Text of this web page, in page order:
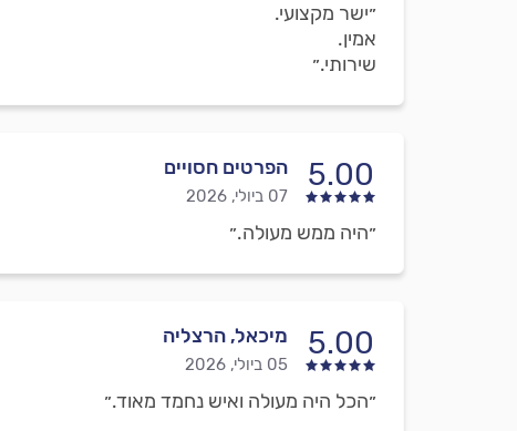
״ישר מקצועי.
אמין.
שירותי.״
5.00 הפרטים חסויים
07 ביולי, 2026
״היה ממש מעולה.״
5.00 מיכאל, הרצליה
05 ביולי, 2026
״הכל היה מעולה ואיש נחמד מאוד.״